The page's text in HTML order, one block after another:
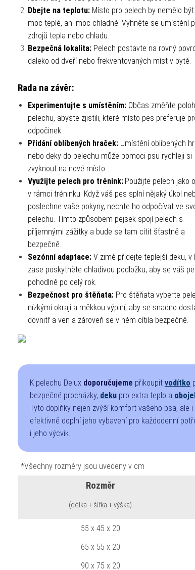
Dbejte na teplotu:Místo pro pelech by nemělo
moc teplé, ani moc chladné. Vyhněte se umístění
zdrojů tepla nebo chladu.
Bezpečná lokalita:Pelech postavte na rovný
daleko od dveří nebo frekventovaných míst v bytě.
Rada na závěr:
Experimentujte s umístěním:Občas změňte
pelechu, abyste zjistili, které místo pes preferuje
odpočinek.
Přidání oblíbených hraček: Umístění oblíbených
nebo deky do pelechu může pomoci psu rychleji si
zvyknout na nové místo.
Využijte pelech pro trénink:.Použijte pelech jako
v rámci tréninku. Když váš pes splní nějaký úkol
poslechne vaše pokyny, nechte ho odpočívat ve
pelechu. Tímto způsobem pejsek spojí pelech s
příjemnými zážitky a bude se tam cítit šťastně a
bezpečně.
Sezónní adaptace:V zimě přidejte teplejší deku, v
zase poskytněte chladivou podložku, aby se váš
pohodlně po celý rok.
Bezpečnost pro štěňata:Pro štěňata vyberte
nízkými okraji a měkkou výplní, aby se snadno
dovnitř a ven a zároveň se v něm cítila bezpečně.
K pelechu Delux doporučujeme přikoupit vodítko
bezpečné procházky, dekupro extra teplo a
Tyto doplňky nejen zvýší komfort vašeho psa, ale i
efektivně doplní jeho vybavení pro každodenní
i jeho výcvik.
*Všechny rozměry jsou uvedeny v cm
Rozměr
(délka + šířka + výška)
55 x 45 x 20
65 x 55 x 20
90 x 75 x 20